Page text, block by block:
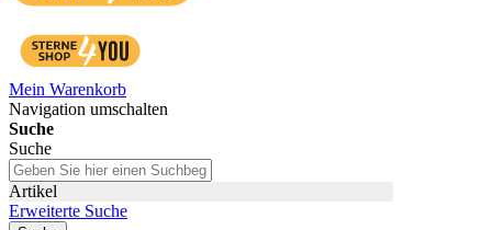
Mein Warenkorb
Navigation umschalten
Suche
Suche
Artikel
Erweiterte Suche